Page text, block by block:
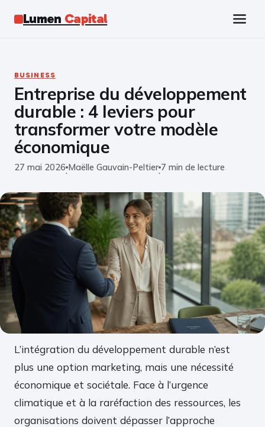
Lumen Capital
Business
Finance
Marketing
Emploi
BUSINESS
Entreprise du développement
durable : 4 leviers pour
transformer votre modèle
économique
27 mai 2026
·
Maëlle Gauvain-Peltier
·
7 min de lecture
L’intégration du développement durable n’est
plus une option marketing, mais une nécessité
économique et sociétale. Face à l’urgence
climatique et à la raréfaction des ressources, les
organisations doivent dépasser l’approche